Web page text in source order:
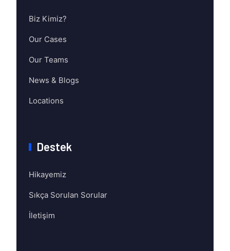
Biz Kimiz?
Our Cases
Our Teams
News & Blogs
Locations
Destek
Hikayemiz
Sıkça Sorulan Sorular
İletişim